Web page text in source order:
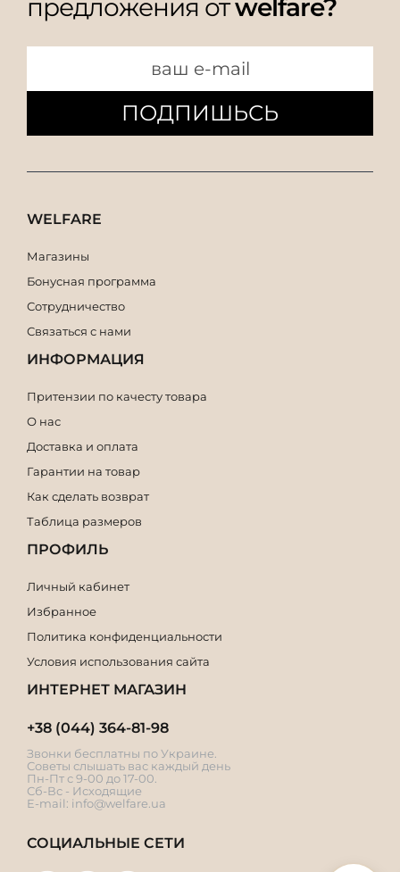
предложения отwelfare?
ПОДПИШЬСЬ
WELFARE
Магазины
Бонусная программа
Сотрудничество
Связаться с нами
ИНФОРМАЦИЯ
Притензии по качесту товара
О нас
Доставка и оплата
Гарантии на товар
Как сделать возврат
Таблица размеров
ПРОФИЛЬ
Личный кабинет
Избранное
Политика конфиденциальности
Условия использования сайта
ИНТЕРНЕТ МАГАЗИН
+38 (044) 364-81-98
Звонки бесплатны по Украине.
Советы слышать вас каждый день
Пн-Пт с 9-00 до 17-00.
Сб-Вс - Исходящие
E-mail: info@welfare.ua
СОЦИАЛЬНЫЕ СЕТИ